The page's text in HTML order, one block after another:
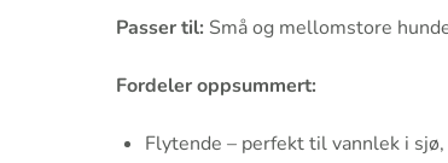
Passer til: Små og mellomstore
Fordeler oppsummert:
Flytende – perfekt til vannlek i